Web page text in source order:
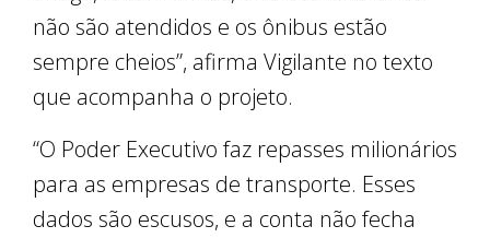
não são atendidos e os ônibus estão
sempre cheios”, afirma Vigilante no texto
que acompanha o projeto.
“O Poder Executivo faz repasses milionários
para as empresas de transporte. Esses
dados são escusos, e a conta não fecha